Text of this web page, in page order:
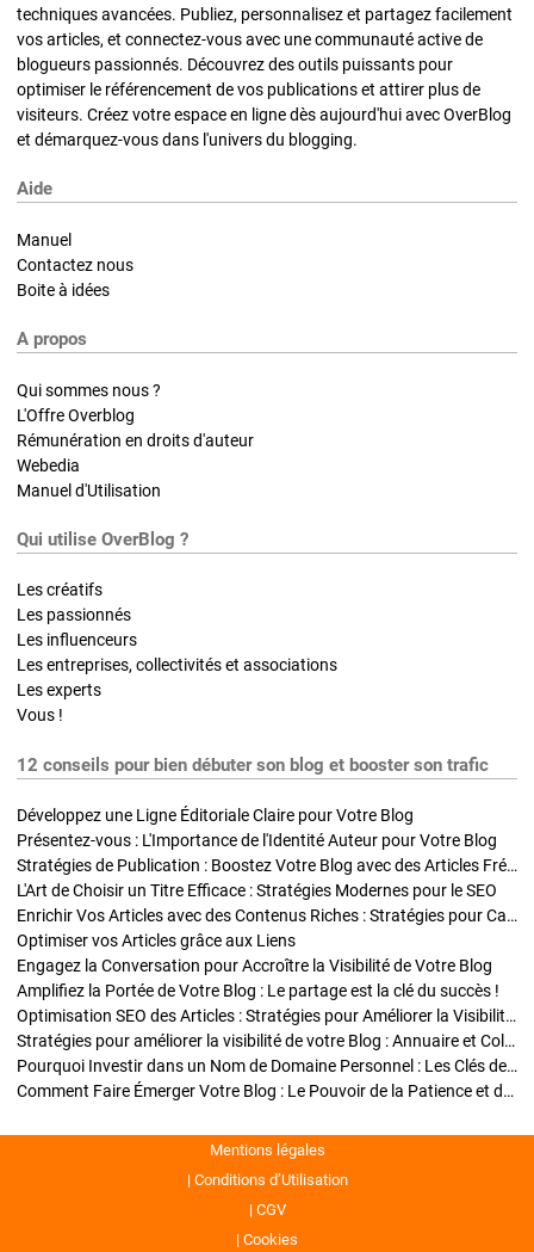
techniques avancées. Publiez, personnalisez et partagez facilement
vos articles, et connectez-vous avec une communauté active de
blogueurs passionnés. Découvrez des outils puissants pour
optimiser le référencement de vos publications et attirer plus de
visiteurs. Créez votre espace en ligne dès aujourd'hui avec OverBlog
et démarquez-vous dans l'univers du blogging.
Aide
Manuel
Contactez nous
Boite à idées
A propos
Qui sommes nous ?
L'Offre Overblog
Rémunération en droits d'auteur
Webedia
Manuel d'Utilisation
Qui utilise OverBlog ?
Les créatifs
Les passionnés
Les influenceurs
Les entreprises, collectivités et associations
Les experts
Vous !
12 conseils pour bien débuter son blog et booster son trafic
Développez une Ligne Éditoriale Claire pour Votre Blog
Présentez-vous : L'Importance de l'Identité Auteur pour Votre Blog
Stratégies de Publication : Boostez Votre Blog avec des Articles Fréquents et Exclusifs
L'Art de Choisir un Titre Efficace : Stratégies Modernes pour le SEO
Enrichir Vos Articles avec des Contenus Riches : Stratégies pour Captiver et Optimiser
Optimiser vos Articles grâce aux Liens
Engagez la Conversation pour Accroître la Visibilité de Votre Blog
Amplifiez la Portée de Votre Blog : Le partage est la clé du succès !
Optimisation SEO des Articles : Stratégies pour Améliorer la Visibilité de Votre Blog
Stratégies pour améliorer la visibilité de votre Blog : Annuaire et Collaborations
Pourquoi Investir dans un Nom de Domaine Personnel : Les Clés de la Réussite de Votre Blog
Comment Faire Émerger Votre Blog : Le Pouvoir de la Patience et de la Persévérance
Mentions légales
Conditions d’Utilisation
CGV
Cookies